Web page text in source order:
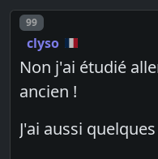
Post number
99
clyso
Non j'ai étudié
ancien !
J'ai aussi